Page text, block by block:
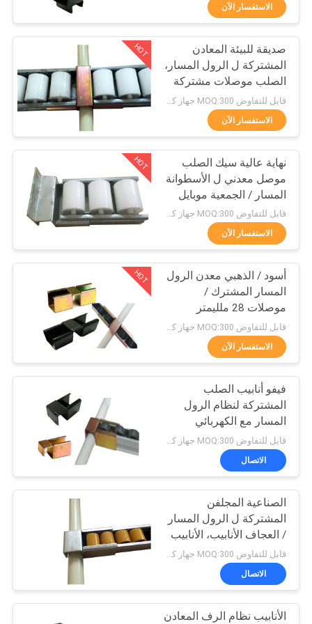
الجودة
اتصل
اطلب
اقتباس
خريطة
الموقع
سياسة
الخصوصية
الألومنيوم أنابيب
المفاصل
350
سبائك الألومنيوم
الأنابيب
116
موصلات أنابيب
الكروم
53
الأنابيب البلاستيكية
المفاصل
20
الاستفسار الآن
HOT
صديقة للبيئة المعادن
المشتركة ل الرول المسار،
الصلب موصلات مشتركة
في العجاف الأنابيب
قابل للتفاوض MOQ:300 جهاز كمبيوتر شخصى
الاستفسار الآن
HOT
نهاية عالية سيك الصلب
موصل معدني ل الأسطوانة
المسار / الجمعية موبايل
عربة
قابل للتفاوض MOQ:300 جهاز كمبيوتر شخصى
الاستفسار الآن
HOT
أسود / الذهبي معدن الرول
المسار المشترك /
موصلات 28 ملليمتر
المغلفة أنابيب
قابل للتفاوض MOQ:300 جهاز كمبيوتر شخصى
الاستفسار الآن
فيفو أنابيب الصلب
المشتركة لنظام الرول
المسار مع الكهربائي
المعالجة السطحية
قابل للتفاوض MOQ:300 جهاز كمبيوتر شخصى
الاتصال
الصناعية المجلفن
المشتركة ل الرول المسار
/ العجاف الأنابيب، الأنابيب
نظام الرف
قابل للتفاوض MOQ:300 جهاز كمبيوتر شخصى
الاتصال
الأنابيب نظام الرف المعادن